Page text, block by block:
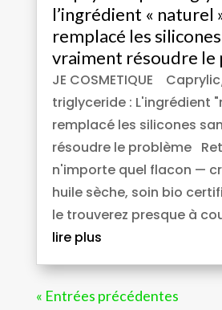
l’ingrédient « naturel
remplacé les
vraiment résoudre le
JE COSMETIQUE
triglyceride : L'ingrédient
remplacé les silicones
résoudre le problème
n'importe quel flacon —
huile sèche, soin bio
le trouverez presque à
lire plus
« Entrées précédentes